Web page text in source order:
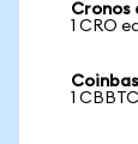
Cronos
1 CRO
1